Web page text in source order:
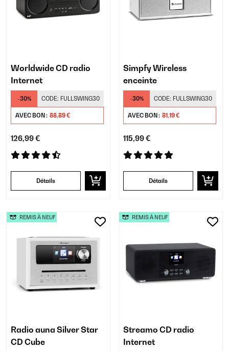
Worldwide CD radio
Internet
-30% CODE: FULLSWING30
AVEC BON : 88,89 €
126,99 €
Détails
Simpfy Wireless
enceinte
-30% CODE: FULLSWING30
AVEC BON : 81,19 €
115,99 €
Détails
Radio auna Silver Star
CD Cube
REMIS À NEUF
Streamo CD radio
Internet
REMIS À NEUF